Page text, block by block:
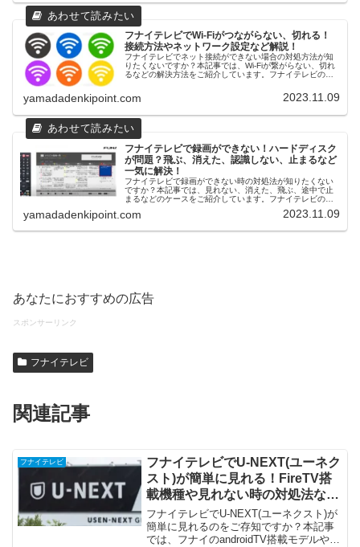
フナイテレビでWi-Fiがつながらない、切れる！
接続方法やネットワーク設定など解説！
フナイテレビでネット接続ができない場合の対処方法が知
りたくないですか？本記事では、Wi-Fiが繋がらない、切れ
るなどの解決方法をご紹介しています。フナイテレビの無
yamadadenkipoint.com 2023.11.09
フナイテレビで録画ができない！ハードディスク
が問題？飛ぶ、消えた、認識しない、止まるなど
一気に解決！
フナイテレビで録画ができない時の対処法が知りたくない
ですか？本記事では、見れない、消えた、飛ぶ、途中で止
まるなどのケースをご紹介しています。フナイテレビの録
のおすすめハードディスク内臓テレビも必見です！
yamadadenkipoint.com 2023.11.09
あなたにおすすめの広告
スポンサーリンク
フナイテレビ
関連記事
フナイテレビ
フナイテレビでU-NEXT(ユーネク
スト)が簡単に見れる！FireTV搭
載機種や見れない時の対処法など
解説！
フナイテレビでU-NEXT(ユーネクスト)が
簡単に見れるのをご存知ですか？本記事
では、フナイのandroidTV搭載モデルや